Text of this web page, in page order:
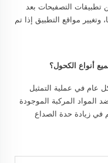
الأقل بين تطبيقات التصفيحات بعد
وتغيير مواقع التطبيق إذا تم
أنواع الكحول؟
عام في عملية التمثيل
المواد المركبة الموجودة
في زيادة حدة الصداع